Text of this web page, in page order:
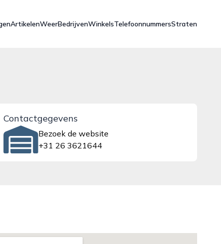
ArtikelenWeerBedrijvenWinkelsTelefoonnummersStraten
Contactgegevens
Bezoek de website
+31 26 3621644